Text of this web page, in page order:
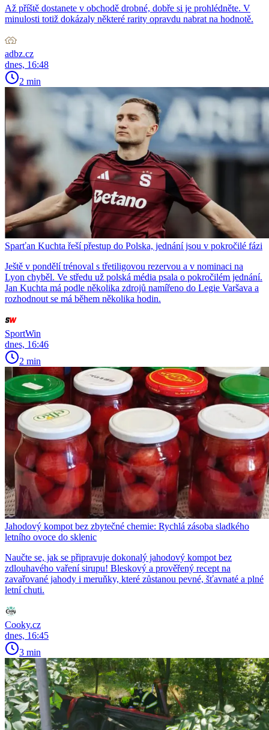
Až příště dostanete v obchodě drobné, dobře si je prohlédněte. V
minulosti totiž dokázaly některé rarity opravdu nabrat na hodnotě.
adbz.cz
dnes, 16:48
2 min
Sparťan Kuchta řeší přestup do Polska, jednání jsou v pokročilé fázi
Ještě v pondělí trénoval s třetiligovou rezervou a v nominaci na
Lyon chyběl. Ve středu už polská média psala o pokročilém jednání.
Jan Kuchta má podle několika zdrojů namířeno do Legie Varšava a
rozhodnout se má během několika hodin.
SportWin
dnes, 16:46
2 min
Jahodový kompot bez zbytečné chemie: Rychlá zásoba sladkého
letního ovoce do sklenic
Naučte se, jak se připravuje dokonalý jahodový kompot bez
zdlouhavého vaření sirupu! Bleskový a prověřený recept na
zavařované jahody i meruňky, které zůstanou pevné, šťavnaté a plné
letní chuti.
Cooky.cz
dnes, 16:45
3 min